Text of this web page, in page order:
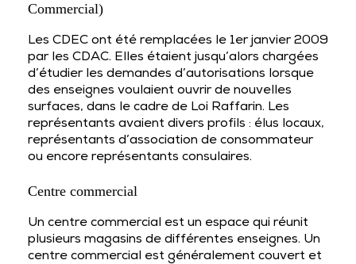
Commercial)
Les CDEC ont été remplacées le 1er janvier 2009
par les CDAC. Elles étaient jusqu’alors chargées
d’étudier les demandes d’autorisations lorsque
des enseignes voulaient ouvrir de nouvelles
surfaces, dans le cadre de Loi Raffarin. Les
représentants avaient divers profils : élus locaux,
représentants d’association de consommateur
ou encore représentants consulaires.
Centre commercial
Un centre commercial est un espace qui réunit
plusieurs magasins de différentes enseignes. Un
centre commercial est généralement couvert et